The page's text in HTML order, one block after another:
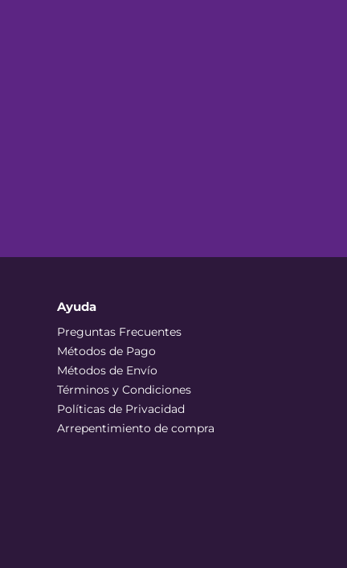
Ayuda
Preguntas Frecuentes
Métodos de Pago
Métodos de Envío
Términos y Condiciones
Políticas de Privacidad
Arrepentimiento de compra